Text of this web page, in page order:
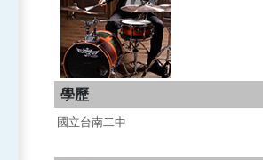
學歷
國立台南二中